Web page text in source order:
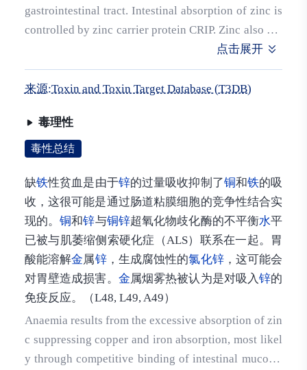
gastrointestinal tract. Intestinal absorption of zinc is
controlled by zinc carrier protein CRIP. Zinc also bin
ds to metallothioneins, which help prevent absorptio
n of excess zinc. Zinc is widely distributed and foun
d in all tissues and tissues fluids, concentrating in th
n, heart, and pancreas. In the bloodstream zinc is fou
nd bound to carbonic anhydrase in erythrocytes, as
ino acids in the the plasma. Albumin and amino acid
bound zinc can diffuse across tissue membranes. Zin
c is excreted in the urine and faeces. (L49)
点击展开
来源:Toxin and Toxin Target Database (T3DB)
毒理性
毒性总结
缺铁性贫血是由于锌的过量吸收抑制了铜和铁的吸
收，这很可能是通过肠道粘膜细胞的竞争性结合实
现的。铜和锌与铜锌超氧化物歧化酶的不平衡水平
已被与肌萎缩侧索硬化症（ALS）联系在一起。胃
酸能溶解金属锌，生成腐蚀性的氯化锌，这可能会
对胃壁造成损害。 金属烟雾热被认为是对吸入锌的
免疫反应。（L48, L49, A49）
Anaemia results from the excessive absorption of zin
c suppressing copper and iron absorption, most likel
y through competitive binding of intestinal mucosal